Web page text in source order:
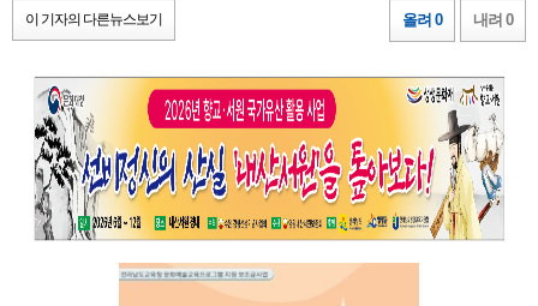
이 기자의 다른뉴스보기 올려 0 내려 0